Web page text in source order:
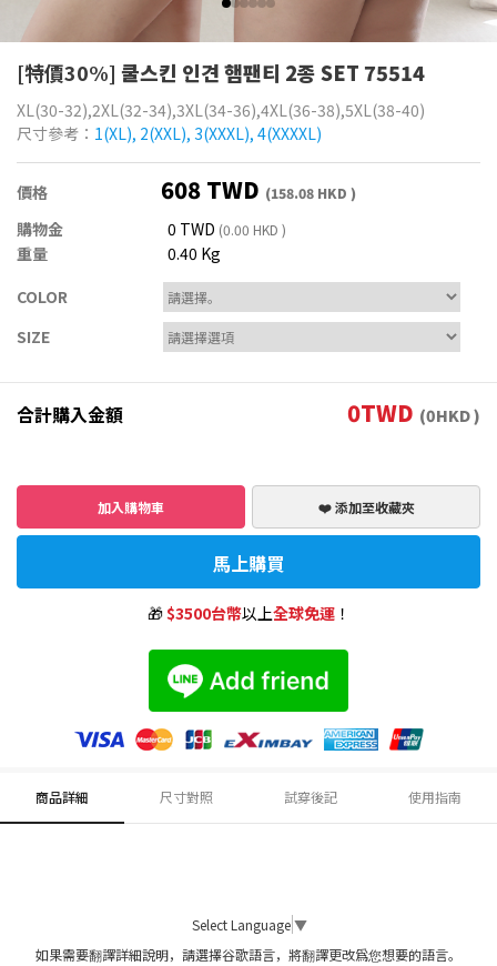
[特價30%] 쿨스킨 인견 햄팬티 2종 SET 75514
XL(30-32),2XL(32-34),3XL(34-36),4XL(36-38),5XL(38-40)
尺寸參考： 1(XL), 2(XXL), 3(XXXL), 4(XXXXL)
價格 608 TWD (158.08 HKD )
購物金 0 TWD (0.00 HKD )
重量
0.40 Kg
COLOR
SIZE
合計購入金額 0TWD (0HKD )
加入購物車 ❤️ 添加至收藏夾
馬上購買
🎁$3500台幣以上全球免運！
商品詳細 尺寸對照 試穿後記 使用指南
Select Language ▼
如果需要翻譯詳細說明，請選擇谷歌語言，將翻譯更改爲您想要的語言。